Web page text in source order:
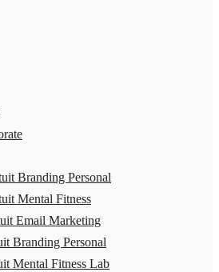
Branding Personal
Mental Fitness
Email Marketing
Branding Personal
Mental Fitness Lab